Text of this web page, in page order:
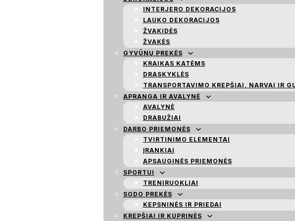
INTERJERO DEKORACIJOS
LAUKO DEKORACIJOS
ŽVAKIDĖS
ŽVAKĖS
GYVŪNŲ PREKĖS
KRAIKAS KATĖMS
DRASKYKLĖS
TRANSPORTAVIMO KREPŠIAI, NARVAI IR
APRANGA IR AVALYNĖ
AVALYNĖ
DRABUŽIAI
DARBO PRIEMONĖS
TVIRTINIMO ELEMENTAI
ĮRANKIAI
APSAUGINĖS PRIEMONĖS
SPORTUI
TRENIRUOKLIAI
SODO PREKĖS
KEPSNINĖS IR PRIEDAI
KREPŠIAI IR KUPRINĖS